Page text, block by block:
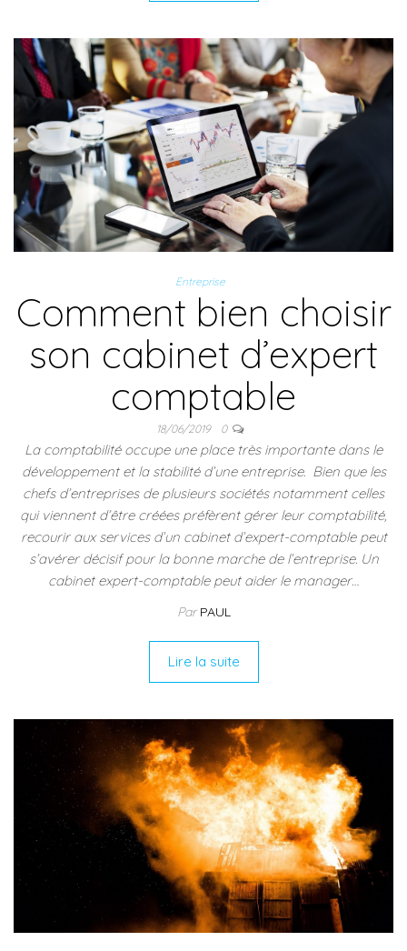
Entreprise
Comment bien choisir
son cabinet d’expert
comptable
18/06/2019 0
La comptabilité occupe une place très importante dans le
développement et la stabilité d’une entreprise. Bien que les
chefs d’entreprises de plusieurs sociétés notamment celles
qui viennent d’être créées préfèrent gérer leur comptabilité,
recourir aux services d’un cabinet d’expert-comptable peut
s’avérer décisif pour la bonne marche de l’entreprise. Un
cabinet expert-comptable peut aider le manager…
ParPAUL
Lire la suite